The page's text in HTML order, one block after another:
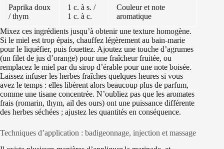
Paprika doux
/ thym
1 c. à s. /
1 c. à c.
Couleur et note
aromatique
Mixez ces ingrédients jusqu’à obtenir une texture homogène.
Si le miel est trop épais, chauffez légèrement au bain-marie
pour le liquéfier, puis fouettez. Ajoutez une touche d’agrumes
(un filet de jus d’orange) pour une fraîcheur fruitée, ou
remplacez le miel par du sirop d’érable pour une note boisée.
Laissez infuser les herbes fraîches quelques heures si vous
avez le temps : elles libèrent alors beaucoup plus de parfum,
comme une tisane concentrée. N’oubliez pas que les aromates
frais (romarin, thym, ail des ours) ont une puissance différente
des herbes séchées ; ajustez les quantités en conséquence.
Techniques d’application : badigeonnage, injection et massage